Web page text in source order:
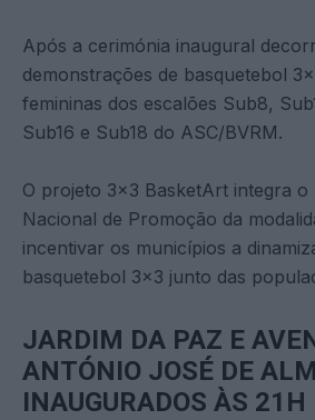
Após a cerimónia inaugural
demonstrações de basquetebol
femininas dos escalões Sub8,
Sub16 e Sub18 do ASC/BVRM.
O projeto 3×3 BasketArt integra o
Nacional de Promoção da
incentivar os municípios a
basquetebol 3×3 junto das
JARDIM DA PAZ E
ANTÓNIO JOSÉ DE
INAUGURADOS ÀS 21H